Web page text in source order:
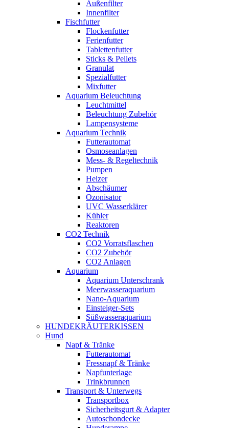
Außenfilter
Innenfilter
Fischfutter
Flockenfutter
Ferienfutter
Tablettenfutter
Sticks & Pellets
Granulat
Spezialfutter
Mixfutter
Aquarium Beleuchtung
Leuchtmittel
Beleuchtung Zubehör
Lampensysteme
Aquarium Technik
Futterautomat
Osmoseanlagen
Mess- & Regeltechnik
Pumpen
Heizer
Abschäumer
Ozonisator
UVC Wasserklärer
Kühler
Reaktoren
CO2 Technik
CO2 Vorratsflaschen
CO2 Zubehör
CO2 Anlagen
Aquarium
Aquarium Unterschrank
Meerwasseraquarium
Nano-Aquarium
Einsteiger-Sets
Süßwasseraquarium
HUNDEKRÄUTERKISSEN
Hund
Napf & Tränke
Futterautomat
Fressnapf & Tränke
Napfunterlage
Trinkbrunnen
Transport & Unterwegs
Transportbox
Sicherheitsgurt & Adapter
Autoschondecke